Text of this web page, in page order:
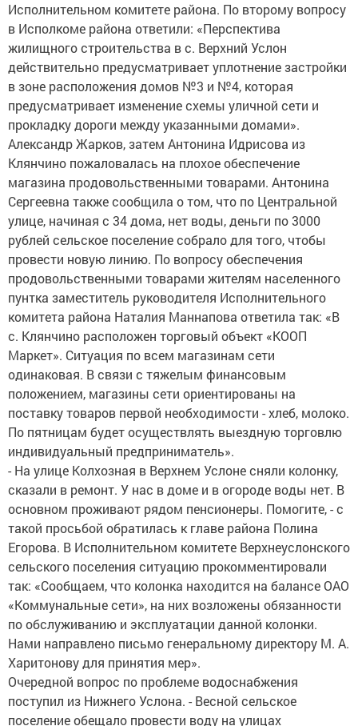
Исполнительном комитете района. По второму вопросу
в Исполкоме района ответили: «Перспектива
жилищного строительства в с. Верхний Услон
действительно предусматривает уплотнение застройки
в зоне расположения домов №3 и №4, которая
предусматривает изменение схемы уличной сети и
прокладку дороги между указанными домами».
Александр Жарков, затем Антонина Идрисова из
Клянчино пожаловалась на плохое обеспечение
магазина продовольственными товарами. Антонина
Сергеевна также сообщила о том, что по Центральной
улице, начиная с 34 дома, нет воды, деньги по 3000
рублей сельское поселение собрало для того, чтобы
провести новую линию. По вопросу обеспечения
продовольственными товарами жителям населенного
пунтка заместитель руководителя Исполнительного
комитета района Наталия Маннапова ответила так: «В
с. Клянчино расположен торговый объект «КООП
Маркет». Ситуация по всем магазинам сети
одинаковая. В связи с тяжелым финансовым
положением, магазины сети ориентированы на
поставку товаров первой необходимости - хлеб, молоко.
По пятницам будет осуществлять выездную торговлю
индивидуальный предприниматель».
- На улице Колхозная в Верхнем Услоне сняли колонку,
сказали в ремонт. У нас в доме и в огороде воды нет. В
основном проживают рядом пенсионеры. Помогите, - с
такой просьбой обратилась к главе района Полина
Егорова. В Исполнительном комитете Верхнеуслонского
сельского поселения ситуацию прокомментировали
так: «Сообщаем, что колонка находится на балансе ОАО
«Коммунальные сети», на них возложены обязанности
по обслуживанию и эксплуатации данной колонки.
Нами направлено письмо генеральному директору М. А.
Харитонову для принятия мер».
Очередной вопрос по проблеме водоснабжения
поступил из Нижнего Услона. - Весной сельское
поселение обещало провести воду на улицах